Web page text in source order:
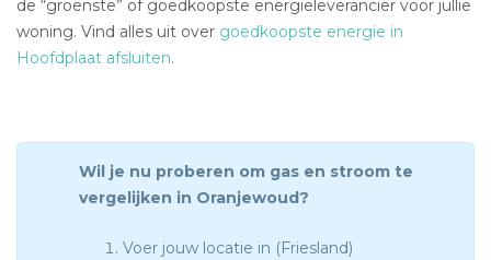
de “groenste” of goedkoopste energieleverancier voor jullie
woning. Vind alles uit over goedkoopste energie in
Hoofdplaat afsluiten.
Wil je nu proberen om gas en stroom te
vergelijken in Oranjewoud?
Voer jouw locatie in (Friesland)